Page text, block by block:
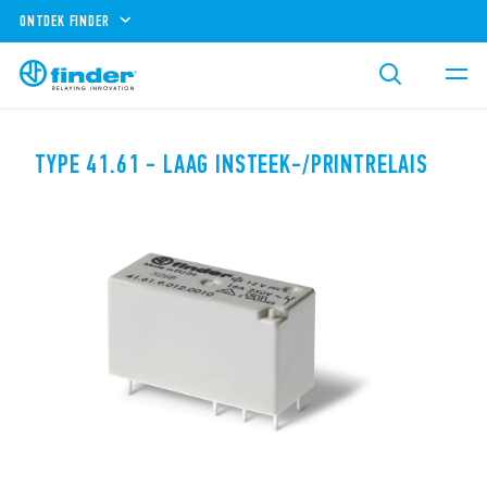
ONTDEK FINDER
TYPE 41.61 - LAAG INSTEEK-/PRINTRELAIS